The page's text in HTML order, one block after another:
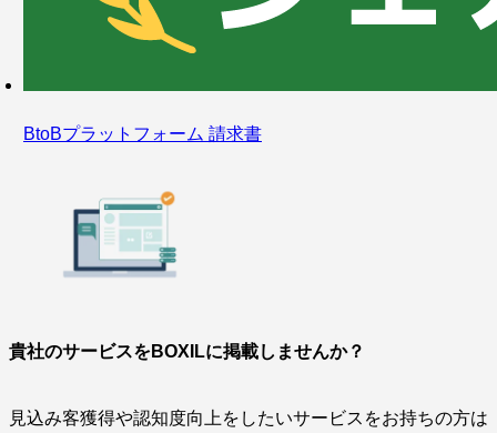
BtoBプラットフォーム 請求書
貴社のサービスをBOXILに掲載しませんか？
見込み客獲得や認知度向上をしたいサービスをお持ちの方は